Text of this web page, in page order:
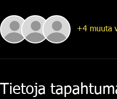
+4 muuta
Tietoja